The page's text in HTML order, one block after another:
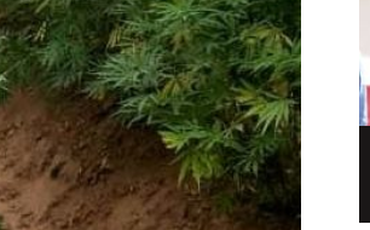
Capturan en Chiquimula a hombre
señalado de matar a su hermano